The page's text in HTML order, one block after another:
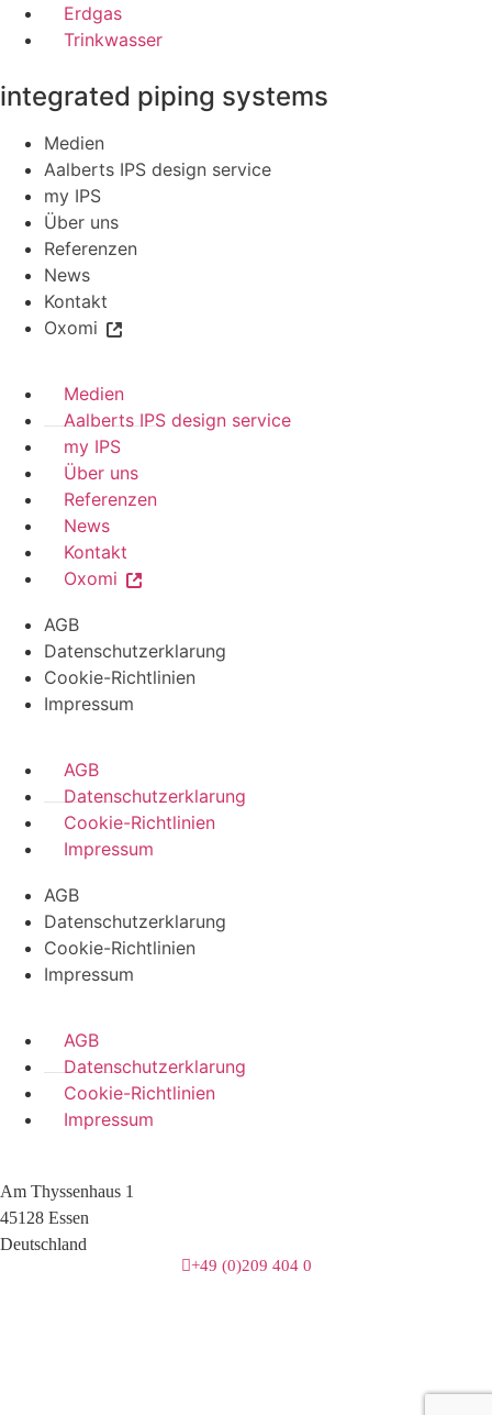
Erdgas
Trinkwasser
integrated piping systems
Medien
Aalberts IPS design service
my IPS
Über uns
Referenzen
News
Kontakt
Oxomi
Medien
Aalberts IPS design service
my IPS
Über uns
Referenzen
News
Kontakt
Oxomi
AGB
Datenschutzerklarung
Cookie-Richtlinien
Impressum
AGB
Datenschutzerklarung
Cookie-Richtlinien
Impressum
AGB
Datenschutzerklarung
Cookie-Richtlinien
Impressum
AGB
Datenschutzerklarung
Cookie-Richtlinien
Impressum
Am Thyssenhaus 1
45128 Essen
Deutschland
+49 (0)209 404 0